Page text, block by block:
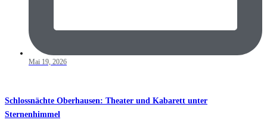
Mai 19, 2026
Schlossnächte Oberhausen: Theater und Kabarett unter
Sternenhimmel